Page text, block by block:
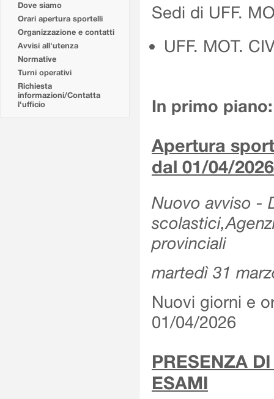
Dove siamo
Orari apertura sportelli
Organizzazione e contatti
Avvisi all'utenza
Normative
Turni operativi
Richiesta
informazioni/Contatta
l'ufficio
Sedi di UFF.
UFF. MOT.
In primo piano:
Apertura
dal 01/04/2026
Nuovo avviso -
provinciali
martedì 31
Nuovi giorni e
01/04/2026
PRESENZA
ESAMI